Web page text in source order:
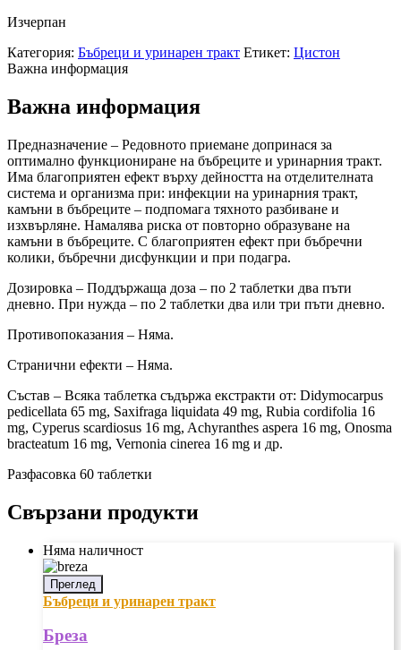
Изчерпан
Категория: Бъбреци и уринарен тракт Етикет: Цистон
Важна информация
Важна информация
Предназначение – Редовното приемане допринася за
оптимално функциониране на бъбреците и уринарния тракт.
Има благоприятен ефект върху дейността на отделителната
система и организма при: инфекции на уринарния тракт,
камъни в бъбреците – подпомага тяхното разбиване и
изхвърляне. Намалява риска от повторно образуване на
камъни в бъбреците. С благоприятен ефект при бъбречни
колики, бъбречни дисфункции и при подагра.
Дозировка – Поддържаща доза – по 2 таблетки два пъти
дневно. При нужда – по 2 таблетки два или три пъти дневно.
Противопоказания – Няма.
Странични ефекти – Няма.
Състав – Всяка таблетка съдържа екстракти от: Didymocarpus
pedicellata 65 mg, Saxifraga liquidata 49 mg, Rubia cordifolia 16
mg, Cyperus scardiosus 16 mg, Achyranthes aspera 16 mg, Onosma
bracteatum 16 mg, Vernonia cinerea 16 mg и др.
Разфасовка 60 таблетки
Свързани продукти
Няма наличност
Преглед
Бъбреци и уринарен тракт
Бреза